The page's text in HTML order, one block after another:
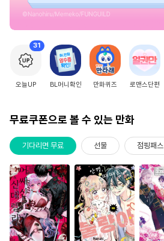
31
오늘UP BL머니확인 만화퀴즈 로맨스단편
무료쿠폰으로 볼 수 있는 만화
기다리면 무료 선물 점핑패스